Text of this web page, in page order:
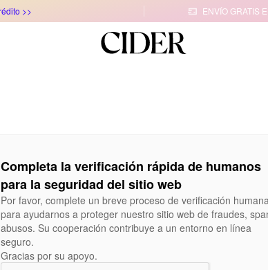
>>
ENVÍO GRATIS
Completa la verificación rápida de humanos
para la seguridad del sitio web
Por favor, complete un breve proceso de verificación
para ayudarnos a proteger nuestro sitio web de fraudes,
abusos. Su cooperación contribuye a un entorno en línea
seguro.
Gracias por su apoyo.